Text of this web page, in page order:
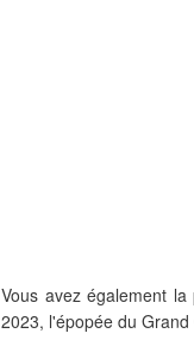
Vous avez également
2023, l'épopée du